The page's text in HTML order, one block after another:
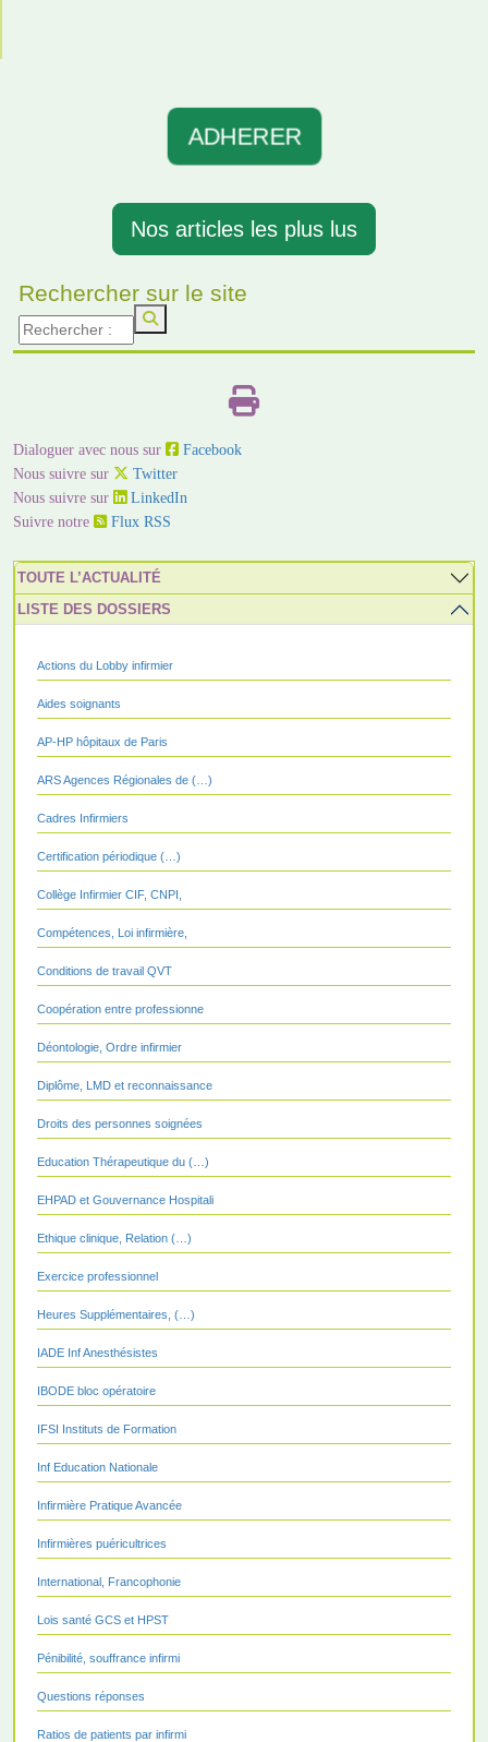
ADHERER
Nos articles les plus lus
Rechercher sur le site
Dialoguer avec nous sur
Facebook
Nous suivre sur
Twitter
Nous suivre sur
LinkedIn
Suivre notre
Flux RSS
TOUTE L’ACTUALITÉ
LISTE DES DOSSIERS
Actions du Lobby infirmier
Aides soignants
AP-HP hôpitaux de Paris
ARS Agences Régionales de (…)
Cadres Infirmiers
Certification périodique (…)
Collège Infirmier CIF, CNPI,
Compétences, Loi infirmière,
Conditions de travail QVT
Coopération entre professionne
Déontologie, Ordre infirmier
Diplôme, LMD et reconnaissance
Droits des personnes soignées
Education Thérapeutique du (…)
EHPAD et Gouvernance Hospitali
Ethique clinique, Relation (…)
Exercice professionnel
Heures Supplémentaires, (…)
IADE Inf Anesthésistes
IBODE bloc opératoire
IFSI Instituts de Formation
Inf Education Nationale
Infirmière Pratique Avancée
Infirmières puéricultrices
International, Francophonie
Lois santé GCS et HPST
Pénibilité, souffrance infirmi
Questions réponses
Ratios de patients par infirmi